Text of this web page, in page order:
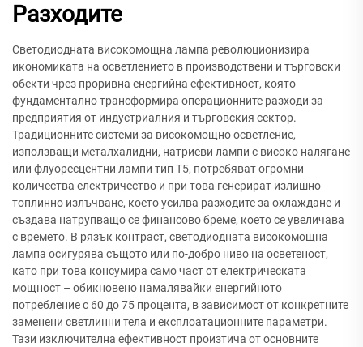
Разходите
Светодиодната високомощна лампа революционизира
икономиката на осветлението в производствени и търговски
обекти чрез проривна енергийна ефективност, която
фундаментално трансформира операционните разходи за
предприятия от индустриалния и търговския сектор.
Традиционните системи за високомощно осветление,
използващи металхалидни, натриеви лампи с високо налягане
или флуоресцентни лампи тип T5, потребяват огромни
количества електричество и при това генерират излишно
топлинно излъчване, което усилва разходите за охлаждане и
създава натрупващо се финансово бреме, което се увеличава
с времето. В рязък контраст, светодиодната високомощна
лампа осигурява същото или по-добро ниво на осветеност,
като при това консумира само част от електрическата
мощност – обикновено намалявайки енергийното
потребление с 60 до 75 процента, в зависимост от конкретните
заменени светлинни тела и експлоатационните параметри.
Тази изключителна ефективност произтича от основните